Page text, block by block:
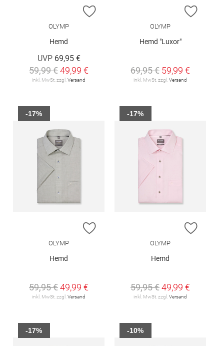
ZUR WUNSCHLISTE HINZUFÜGEN
OLYMP
Hemd
UVP 69,95 €
59,99 €49,99 €
inkl. MwSt. zzgl. Versand
ZUR
OLYMP
Hemd "Luxor"
69,95 € 59,99 €
inkl. MwSt. zzgl. Versand
ZUR WUNSCHLISTE HINZUFÜGEN
OLYMP
Hemd
59,95 €49,99 €
inkl. MwSt. zzgl. Versand
-17%
ZUR
OLYMP
Hemd
59,95 €49,99 €
inkl. MwSt. zzgl. Versand
-17%
-17% -10%